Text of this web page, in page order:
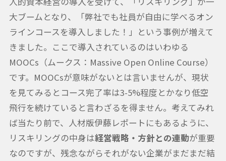
大ブームとなり、「弊社でも社員が自由に学べるオン
ラインコースを導入しました！」という事例が増えて
きました。ここで導入されているのはいわゆる
MOOCs（ムークス：Massive Open Online Course）
です。MOOCsが意味がないとは言いませんが、現状
を見てみるとコース完了率は3-5%程度とかなり低空
飛行を続けていると言わざるを得ません。考えてみれ
ば当たり前で、人材版伊藤レポートにもあるように、
リスキリングの中身は経営戦略・方針との連動が重要
なのですが、残念ながらそれがない企業がまだまだ結